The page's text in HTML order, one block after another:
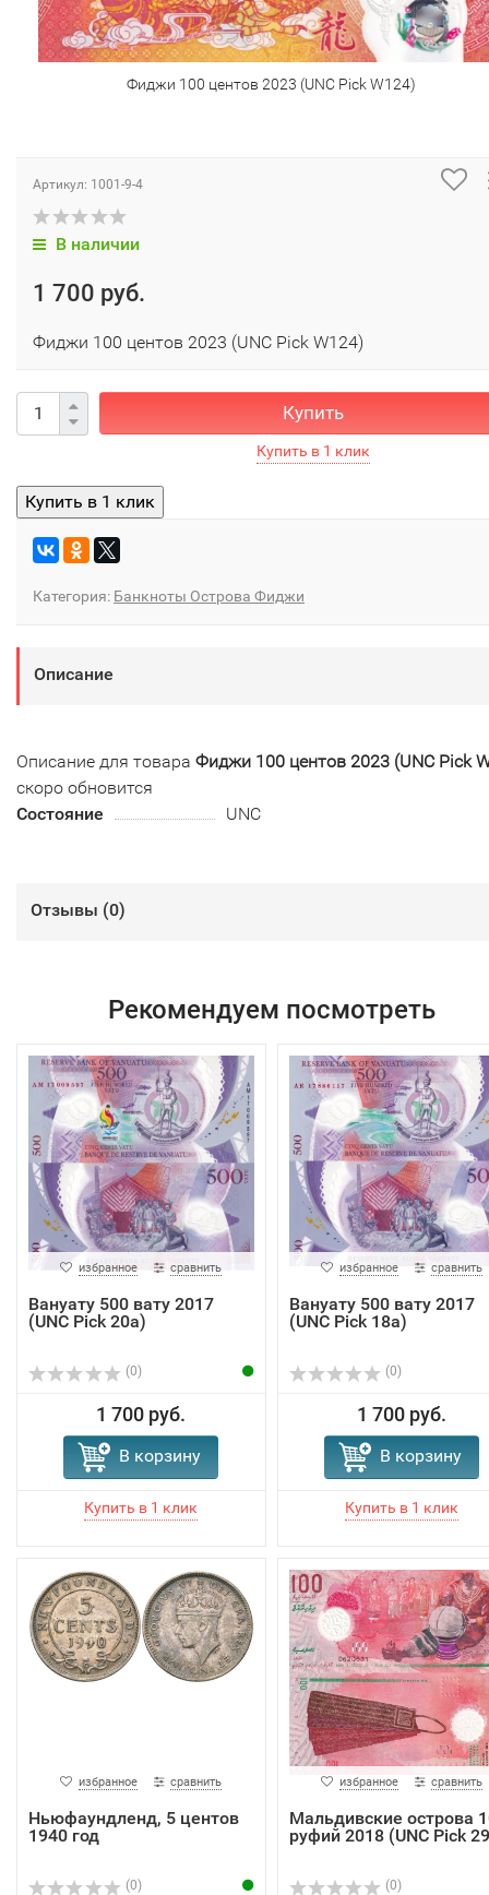
Фиджи 100 центов 2023 (UNC Pick W124)
Артикул: 1001-9-4
В наличии
1 700 руб.
Фиджи 100 центов 2023 (UNC Pick W124)
Купить
Категория: Банкноты Острова Фиджи
Описание
Описание для товара Фиджи 100 центов 2023 (UNC Pick
скоро обновится
Состояние
UNC
Отзывы (0)
Рекомендуем посмотреть
избранное сравнить
Вануату 500 вату 2017
(UNC Pick 20a)
(0)
1 700 руб.
В корзину
избранное сравнить
Вануату 500 вату 2017
(UNC Pick 18a)
(0)
1 700 руб.
В корзину
избранное сравнить
Ньюфаундленд, 5 центов
1940 год
(0)
избранное сравнить
Мальдивские острова
руфий 2018 (UNC Pick
(0)